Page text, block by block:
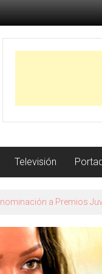
Televisión
su nuevo